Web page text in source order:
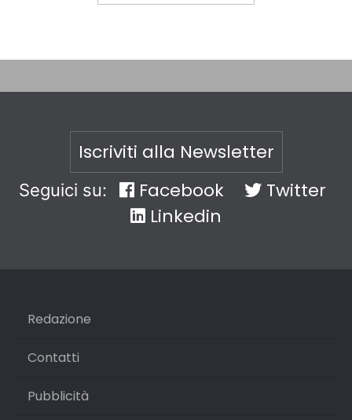
Iscriviti alla Newsletter
Seguici su: Facebook
Twitter
Linkedin
Redazione
Contatti
Pubblicità